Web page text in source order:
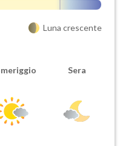
Luna crescente
Sera